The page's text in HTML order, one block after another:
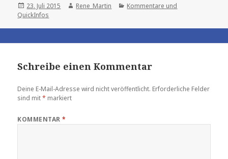
Posted
on
23. Juli 2015 Author
Rene_Martin Categories
Kommentare und
QuickInfos
Schreibe einen Kommentar
Deine E-Mail-Adresse wird nicht veröffentlicht. Erforderliche Felder
sind mit* markiert
KOMMENTAR*